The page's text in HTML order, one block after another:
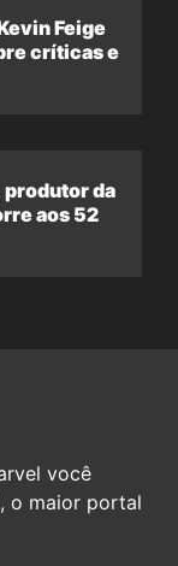
Feige
críticas e
da
aos 52
você
o maior portal